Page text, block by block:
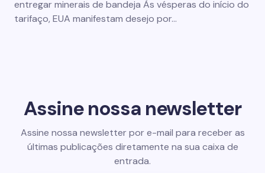
entregar minerais de bandeja Às vésperas do início do
tarifaço, EUA manifestam desejo por…
Assine nossa newsletter
Assine nossa newsletter por e-mail para receber as
últimas publicações diretamente na sua caixa de
entrada.